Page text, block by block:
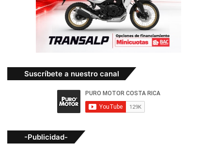
Suscríbete a nuestro canal
-Publicidad-